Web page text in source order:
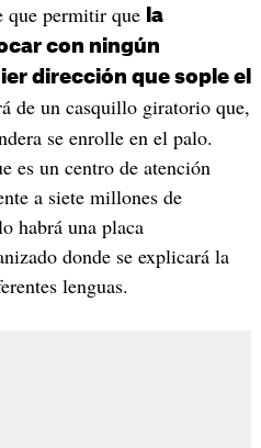
que permitir que la
con ningún
dirección que sople el
de un casquillo giratorio que,
se enrolle en el palo.
es un centro de atención
a siete millones de
habrá una placa
donde se explicará la
lenguas.